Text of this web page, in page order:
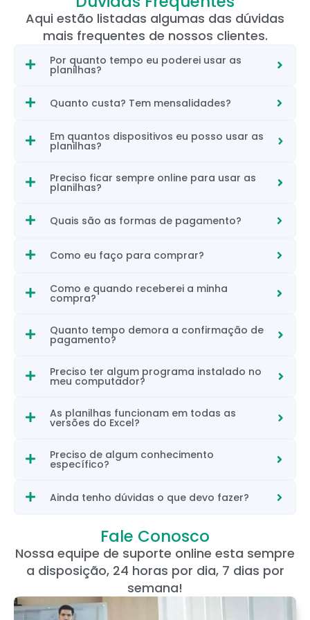
Aqui estão listadas algumas das dúvidas
mais frequentes de nossos clientes.
Por quanto tempo eu poderei usar as
planilhas?
Quanto custa? Tem mensalidades?
Em quantos dispositivos eu posso usar as
planilhas?
Preciso ficar sempre online para usar as
planilhas?
Quais são as formas de pagamento?
Como eu faço para comprar?
Como e quando receberei a minha
compra?
Quanto tempo demora a confirmação de
pagamento?
Preciso ter algum programa instalado no
meu computador?
As planilhas funcionam em todas as
versões do Excel?
Preciso de algum conhecimento
específico?
Ainda tenho dúvidas o que devo fazer?
Fale Conosco
Nossa equipe de suporte online esta sempre
a disposição, 24 horas por dia, 7 dias por
semana!